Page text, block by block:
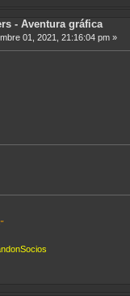
- Aventura gráfica
01, 2021, 21:16:04 pm »